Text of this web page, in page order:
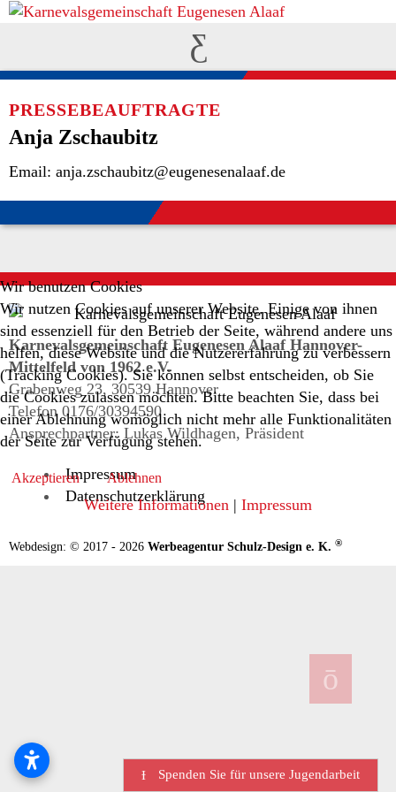
PRESSEBEAUFTRAGTE
Anja Zschaubitz
Email: anja.zschaubitz@eugenesenalaaf.de
Spenden Sie für unsere Jugendarbeit
Karnevalsgemeinschaft Eugenesen Alaaf Hannover-
Mittelfeld von 1962 e.V.
Grabenweg 23, 30539 Hannover
Telefon 0176/30394590
Ansprechpartner: Lukas Wildhagen, Präsident
Impressum
Datenschutzerklärung
Webdesign: © 2017 - 2026 Werbeagentur Schulz-Design e. K. ®
Wir benutzen Cookies
Wir nutzen Cookies auf unserer Website. Einige von ihnen
sind essenziell für den Betrieb der Seite, während andere uns
helfen, diese Website und die Nutzererfahrung zu verbessern
(Tracking Cookies). Sie können selbst entscheiden, ob Sie
die Cookies zulassen möchten. Bitte beachten Sie, dass bei
einer Ablehnung womöglich nicht mehr alle Funktionalitäten
der Seite zur Verfügung stehen.
Akzeptieren Ablehnen
Weitere Informationen | Impressum